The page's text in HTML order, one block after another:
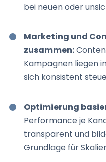
bei neuen oder
Marketing und
zusammen:
Kampagnen liegen
sich konsistent
Optimierung
Performance je
transparent und
Grundlage für